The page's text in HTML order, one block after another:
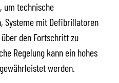
um technische
Systeme mit Defibrillatoren
den Fortschritt zu
Regelung kann ein hohes
werden.